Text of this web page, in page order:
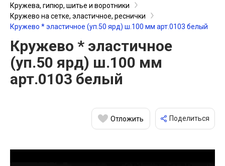
Кружева, гипюр, шитье и воротники
Кружево на сетке, эластичное, реснички
Кружево * эластичное (уп.50 ярд) ш.100 мм арт.0103 белый
Кружево * эластичное
(уп.50 ярд) ш.100 мм
арт.0103 белый
Отложить Поделиться